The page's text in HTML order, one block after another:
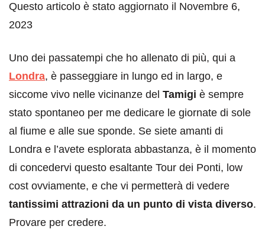
Questo articolo è stato aggiornato il Novembre 6,
2023
Uno dei passatempi che ho allenato di più, qui a
Londra, è passeggiare in lungo ed in largo, e
siccome vivo nelle vicinanze del Tamigi è sempre
stato spontaneo per me dedicare le giornate di sole
al fiume e alle sue sponde. Se siete amanti di
Londra e l’avete esplorata abbastanza, è il momento
di concedervi questo esaltante Tour dei Ponti, low
cost ovviamente, e che vi permetterà di vedere
tantissimi attrazioni da un punto di vista diverso.
Provare per credere.